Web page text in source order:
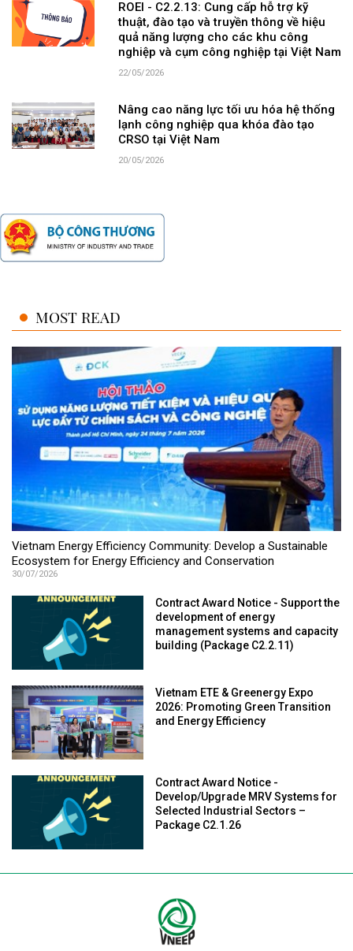
ROEI - C2.2.13: Cung cấp hỗ trợ kỹ
thuật, đào tạo và truyền thông về hiệu
quả năng lượng cho các khu công
nghiệp và cụm công nghiệp tại Việt Nam
22/05/2026
Nâng cao năng lực tối ưu hóa hệ thống
lạnh công nghiệp qua khóa đào tạo
CRSO tại Việt Nam
20/05/2026
MOST READ
Vietnam Energy Efficiency Community: Develop a Sustainable
Ecosystem for Energy Efficiency and Conservation
30/07/2026
Contract Award Notice - Support the
development of energy
management systems and capacity
building (Package C2.2.11)
Vietnam ETE & Greenergy Expo
2026: Promoting Green Transition
and Energy Efficiency
Contract Award Notice -
Develop/Upgrade MRV Systems for
Selected Industrial Sectors –
Package C2.1.26